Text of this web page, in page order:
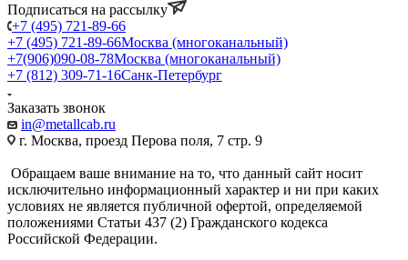
Подписаться на рассылку
+7 (495) 721-89-66
+7 (495) 721-89-66Москва (многоканальный)
+7(906)090-08-78Москва (многоканальный)
+7 (812) 309-71-16Санк-Петербург
Заказать звонок
in@metallcab.ru
г. Москва, проезд Перова поля, 7 стр. 9
Обращаем ваше внимание на то, что данный сайт носит
исключительно информационный характер и ни при каких
условиях не является публичной офертой, определяемой
положениями Статьи 437 (2) Гражданского кодекса
Российской Федерации.